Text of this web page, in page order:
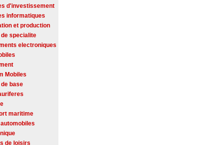
d'investissement
informatiques
et production
specialite
electroniques
Mobiles
base
maritime
de loisirs